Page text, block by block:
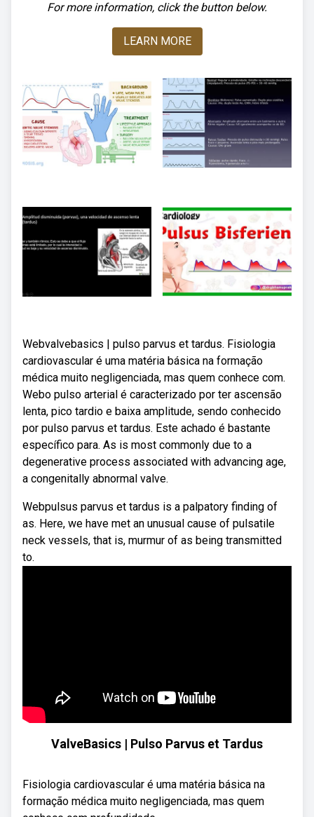
For more information, click the button below.
LEARN MORE
Webvalvebasics | pulso parvus et tardus. Fisiologia
cardiovascular é uma matéria básica na formação
médica muito negligenciada, mas quem conhece com.
Webo pulso arterial é caracterizado por ter ascensão
lenta, pico tardio e baixa amplitude, sendo conhecido
por pulso parvus et tardus. Este achado é bastante
específico para. As is most commonly due to a
degenerative process associated with advancing age,
a congenitally abnormal valve.
Webpulsus parvus et tardus is a palpatory finding of
as. Here, we have met an unusual cause of pulsatile
neck vessels, that is, murmur of as being transmitted
to.
ValveBasics | Pulso Parvus et Tardus
Fisiologia cardiovascular é uma matéria básica na
formação médica muito negligenciada, mas quem